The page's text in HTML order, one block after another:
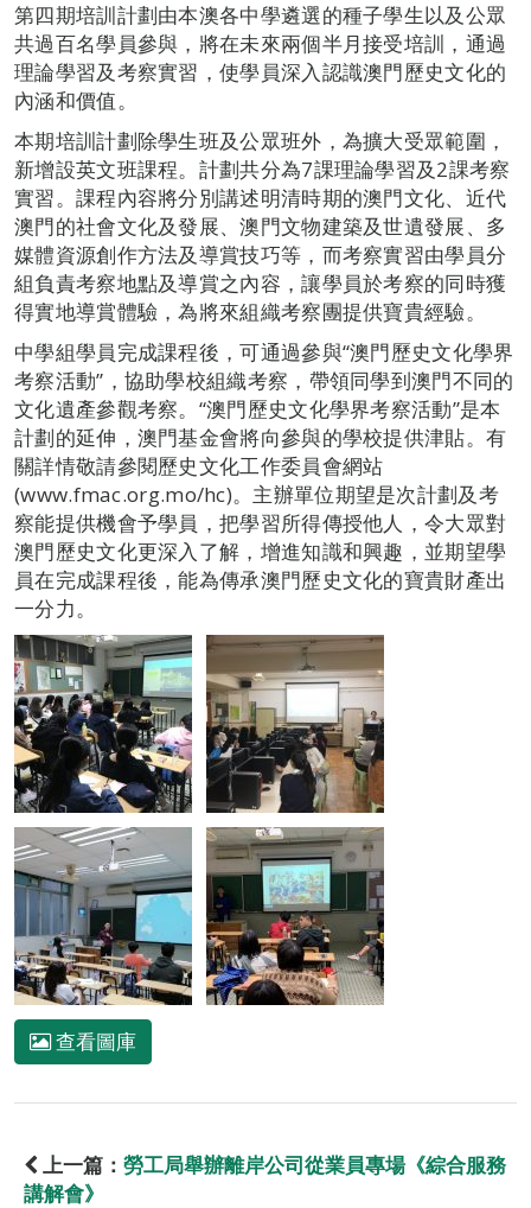
第四期培訓計劃由本澳各中學遴選的種子學生以及公眾
共過百名學員參與，將在未來兩個半月接受培訓，通過
理論學習及考察實習，使學員深入認識澳門歷史文化的
內涵和價值。
本期培訓計劃除學生班及公眾班外，為擴大受眾範圍，
新增設英文班課程。計劃共分為7課理論學習及2課考察
實習。課程內容將分別講述明清時期的澳門文化、近代
澳門的社會文化及發展、澳門文物建築及世遺發展、多
媒體資源創作方法及導賞技巧等，而考察實習由學員分
組負責考察地點及導賞之內容，讓學員於考察的同時獲
得實地導賞體驗，為將來組織考察團提供寶貴經驗。
中學組學員完成課程後，可通過參與“澳門歷史文化學界
考察活動”，協助學校組織考察，帶領同學到澳門不同的
文化遺產參觀考察。“澳門歷史文化學界考察活動”是本
計劃的延伸，澳門基金會將向參與的學校提供津貼。有
關詳情敬請參閱歷史文化工作委員會網站
(www.fmac.org.mo/hc)。主辦單位期望是次計劃及考
察能提供機會予學員，把學習所得傳授他人，令大眾對
澳門歷史文化更深入了解，增進知識和興趣，並期望學
員在完成課程後，能為傳承澳門歷史文化的寶貴財產出
一分力。
查看圖庫
上一篇： 勞工局舉辦離岸公司從業員專場《綜合服務
講解會》